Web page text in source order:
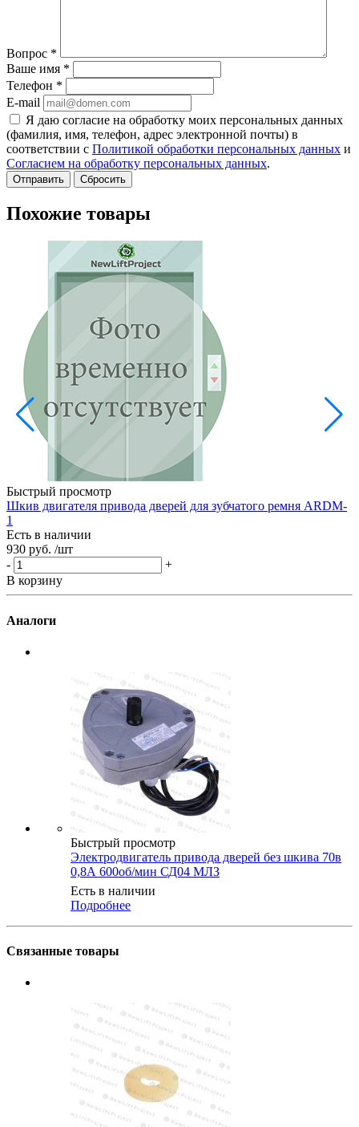
Вопрос *
Ваше имя *
Телефон *
E-mail
Я даю согласие на обработку моих персональных данных
(фамилия, имя, телефон, адрес электронной почты) в
соответствии с Политикой обработки персональных данных и
Согласием на обработку персональных данных.
Сбросить
Похожие товары
Быстрый просмотр
Шкив двигателя привода дверей для зубчатого ремня ARDM-
1
Есть в наличии
930 руб. /шт
-
+
В корзину
Аналоги
Быстрый просмотр
Электродвигатель привода дверей без шкива 70в
0,8А 600об/мин СД04 МЛЗ
Есть в наличии
Подробнее
Связанные товары